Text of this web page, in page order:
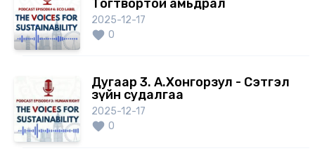
Тогтвортой амьдрал
2025-12-17
0
Дугаар 3. А.Хонгорзул - Сэтгэл
зүйн судалгаа
2025-12-17
0